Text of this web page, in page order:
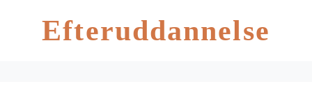
Efteruddannelse